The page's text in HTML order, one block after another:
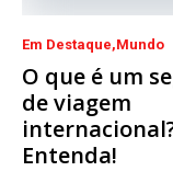
Em Destaque Mundo
O que é um
de viagem
Entenda!